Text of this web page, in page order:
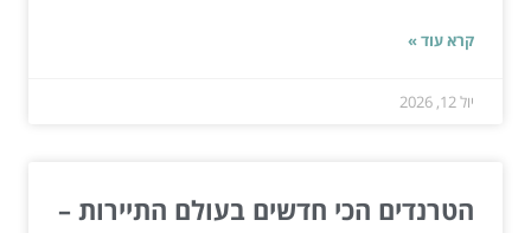
קרא עוד »
יול 12, 2026
הטרנדים הכי חדשים בעולם התיירות –